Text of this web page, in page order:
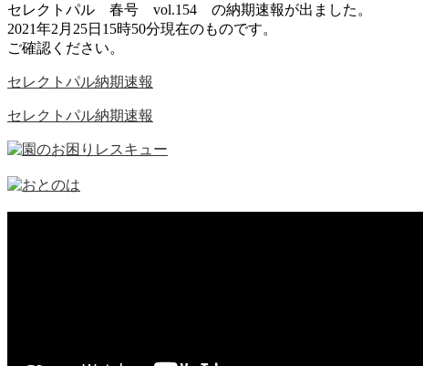
セレクトパル 春号 vol.154 の納期速報が出ました。
2021年2月25日15時50分現在のものです。
ご確認ください。
セレクトパル納期速報
セレクトパル納期速報